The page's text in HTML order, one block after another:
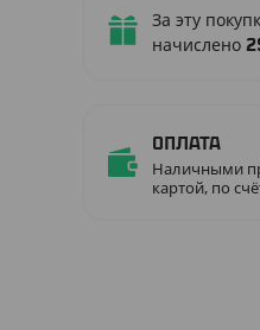
За эту
начислено
Оплата
Наличными
картой, по